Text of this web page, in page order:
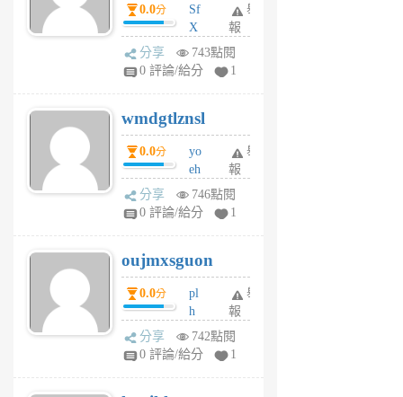
0.0分
Sf
X
Pe
Jc
R
P
m
v
A
V
個
月
前
舉
報
分享
743點閱
0 評論/給分
1
wmdgtlznsl
0.0分
yo
eh
ld
gy
個
月
前
舉
報
分享
746點閱
0 評論/給分
1
oujmxsguon
0.0分
pl
h
wi
w
舉
報
分享
742點閱
0 評論/給分
1